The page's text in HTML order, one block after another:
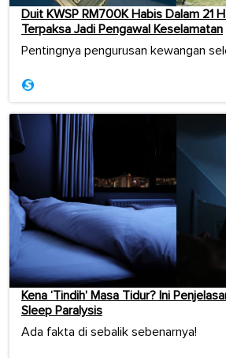
Duit KWSP RM700K Habis Dalam 21
Terpaksa Jadi Pengawal Keselamatan
Pentingnya pengurusan kewangan
Kena ‘Tindih’ Masa Tidur? Ini
Sleep Paralysis
Ada fakta di sebalik sebenarnya!